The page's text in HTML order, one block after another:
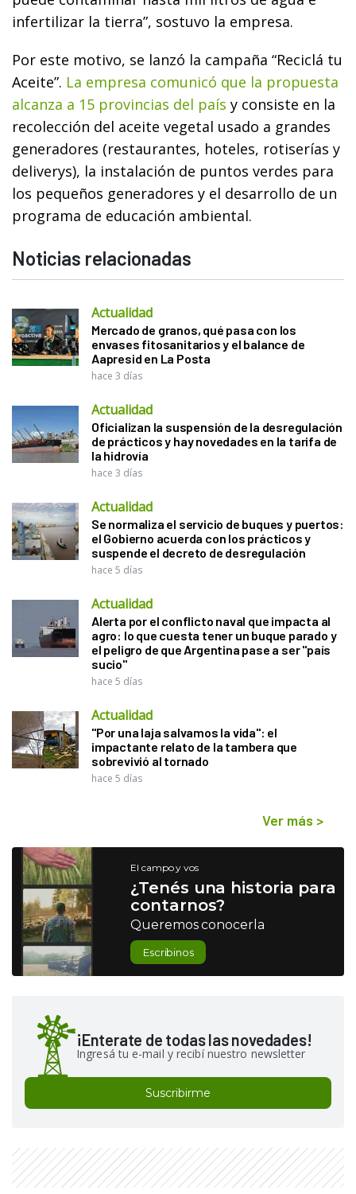
infertilizar la tierra”, sostuvo la empresa.
Por este motivo, se lanzó la campaña “Reciclá tu
Aceite”. La empresa comunicó que la propuesta
alcanza a 15 provincias del país y consiste en la
recolección del aceite vegetal usado a grandes
generadores (restaurantes, hoteles, rotiserías y
deliverys), la instalación de puntos verdes para
los pequeños generadores y el desarrollo de un
programa de educación ambiental.
Noticias relacionadas
Actualidad
Mercado de granos, qué pasa con los
envases fitosanitarios y el balance de
Aapresid en La Posta
hace 3 días
Actualidad
Oficializan la suspensión de la desregulación
de prácticos y hay novedades en la tarifa de
la hidrovía
hace 3 días
Actualidad
Se normaliza el servicio de buques y puertos:
el Gobierno acuerda con los prácticos y
suspende el decreto de desregulación
hace 5 días
Actualidad
Alerta por el conflicto naval que impacta al
agro: lo que cuesta tener un buque parado y
el peligro de que Argentina pase a ser "país
sucio"
hace 5 días
Actualidad
"Por una laja salvamos la vida": el
impactante relato de la tambera que
sobrevivió al tornado
hace 5 días
Ver más >
El campo y vos
¿Tenés una historia para
contarnos?
Queremos conocerla
Escribinos
¡Enterate de todas las novedades!
Ingresá tu e-mail y recibí nuestro newsletter
Suscribirme